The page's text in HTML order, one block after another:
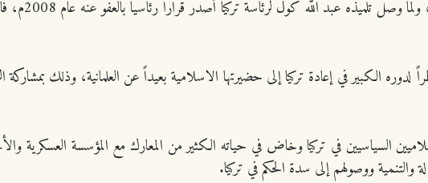
لدوره الكبير في إعادة تركيا إلى حضيرتها الاسلامية بعيداً عن العلمانية، وذلك
السياسيين في تركيا وخاض في حياته الكثير من المعارك مع المؤسسة العسكرية
ووصولهم إلى سدة الحكم في تركيا.